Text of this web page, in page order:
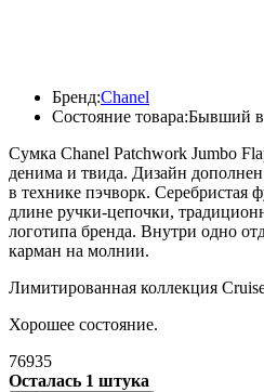
Состояние товара:Бывший в
Бренд:Chanel
Сумка Chanel Patchwork Jumbo
денима и твида. Дизайн
в технике пэчворк. Серебристая
длине ручки-цепочки,
логотипа бренда. Внутри одно
карман на молнии.
Лимитированная коллекция
Хорошее состояние.
76935
Осталась 1 штука